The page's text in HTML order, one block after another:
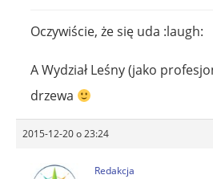
Oczywiście, że się uda :laugh:
A Wydział Leśny (jako
drzewa
2015-12-20 o 23:24
Redakcja